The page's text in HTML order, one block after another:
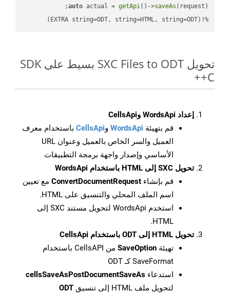
auto actual = getApi()->saveAs
%!(EXTRA string=ODT, string=HTML, string=ODT)
تحويل SXC Files to ODT بسيط على SDK
C++
إعداد WordsApi وCellsApi
قم بتهيئة WordsApi وCellsApi باستخدام معرف
العميل والسر الخاص بالعميل وعنوان URL
الأساسي وإصدار واجهة برمجة التطبيقات
تحويل SXC إلى HTML باستخدام WordsApi
قم بإنشاء ConvertDocumentRequest مع تعيين
اسم الملف المحلي والتنسيق على HTML.
استخدم WordsApi لتحويل مستند SXC إلى
HTML.
تحويل HTML إلى ODT باستخدام CellsApi
تهيئة SaveOption
من CellsAPI باستخدام
SaveFormat كـ ODT
استدعاء cellsSaveAsPostDocumentSaveAs
لتحويل ملف HTML إلى تنسيق
ODT